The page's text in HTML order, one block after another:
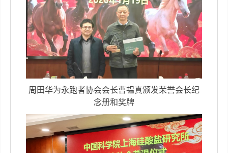
周田华为永跑者协会会长曹韫真颁发荣誉会长纪
念册和奖牌